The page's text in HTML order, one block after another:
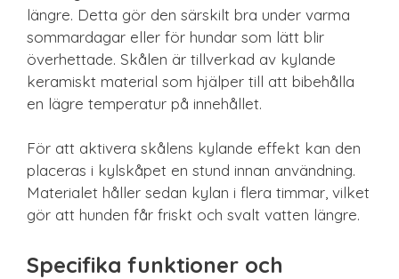
längre. Detta gör den särskilt bra under varma
sommardagar eller för hundar som lätt blir
överhettade. Skålen är tillverkad av kylande
keramiskt material som hjälper till att bibehålla
en lägre temperatur på innehållet.
För att aktivera skålens kylande effekt kan den
placeras i kylskåpet en stund innan användning.
Materialet håller sedan kylan i flera timmar, vilket
gör att hunden får friskt och svalt vatten längre.
Specifika funktioner och